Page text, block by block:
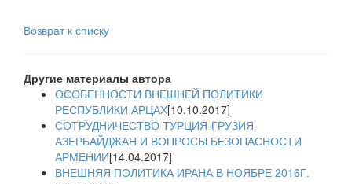
Возврат к списку
Другие материалы автора
ОСОБЕННОСТИ ВНЕШНЕЙ ПОЛИТИКИ
РЕСПУБЛИКИ АРЦАХ[10.10.2017]
СОТРУДНИЧЕСТВО ТУРЦИЯ-ГРУЗИЯ-
АЗЕРБАЙДЖАН И ВОПРОСЫ БЕЗОПАСНОСТИ
АРМЕНИИ[14.04.2017]
ВНЕШНЯЯ ПОЛИТИКА ИРАНА В НОЯБРЕ 2016Г.